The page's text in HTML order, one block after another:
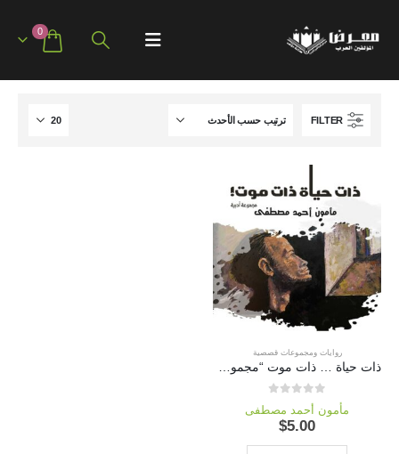
0
FILTER
روايات ومجموعات قصصية
مأمون أحمد مصطفى
$5.00